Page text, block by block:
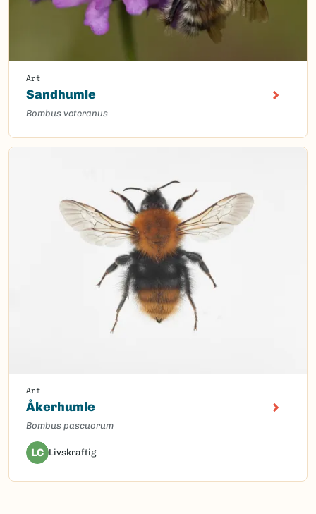
Art
Sandhumle
Bombus veteranus
Art
Åkerhumle
Bombus pascuorum
LC Livskraftig